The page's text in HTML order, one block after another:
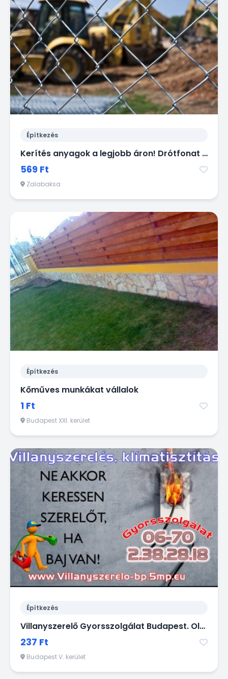
Építkezés
Kerítés anyagok a legjobb áron! Drótfonat vadháló betonoszlop kapu
569 Ft
Zalabaksa
Építkezés
Kőműves munkákat vállalok
1 Ft
Budapest XXI. kerület
Építkezés
Villanyszerelő Gyorsszolgálat Budapest. Olcsó, Ügyes kezű Villanyszerelő Budapest -en gyorsan házhoz megy kisebb munkák miatt is!
237 Ft
Budapest V. kerület